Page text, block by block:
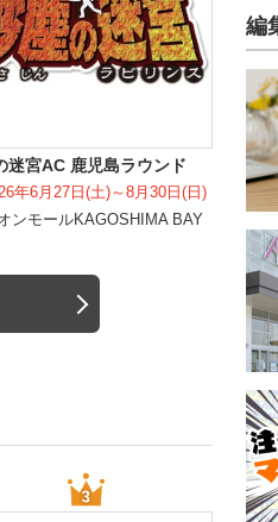
迷宮AC 鹿児島ラウンド
年6月27日(土)～8月30日(日)
ンモールKAGOSHIMA BAY
編